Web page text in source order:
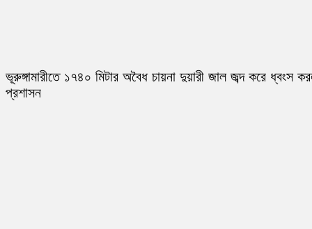
ভূরুঙ্গামারীতে ১৭৪০ মিটার অবৈধ চায়না দুয়ারী জাল জব্দ করে ধ্বংস
প্রশাসন